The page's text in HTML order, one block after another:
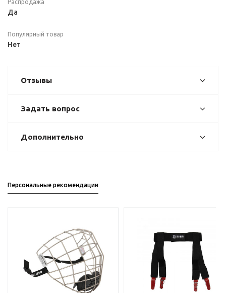
Распродажа
Да
Популярный товар
Нет
Отзывы
Задать вопрос
Дополнительно
Персональные рекомендации